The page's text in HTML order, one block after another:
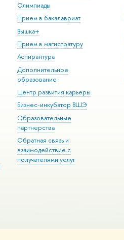
Олимпиады
Прием в бакалавриат
Вышка+
Прием в магистратуру
Аспирантура
Дополнительное
образование
Центр развития карьеры
Бизнес-инкубатор ВШЭ
Образовательные
партнерства
Обратная связь и
взаимодействие с
получателями услуг